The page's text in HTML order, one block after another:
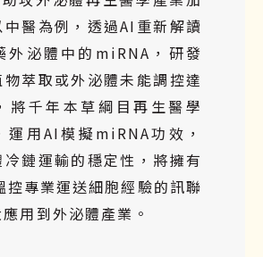
醫為例，透過AI重新解讀
外泌體中的miRNA，研發
萃取或外泌體未能調控達
將千年本草綱目再生醫學
運用AI模擬miRNA功效，
鏈運輸的穩定性，將擁有
控專業運送細胞經驗的訊聯
用到外泌體產業。